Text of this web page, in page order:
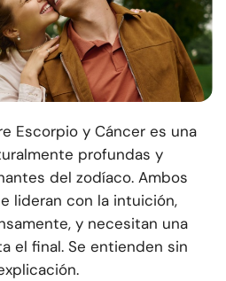
Escorpio y Cáncer es una
profundas y
del zodíaco. Ambos
lideran con la intuición,
y necesitan una
el final. Se entienden sin